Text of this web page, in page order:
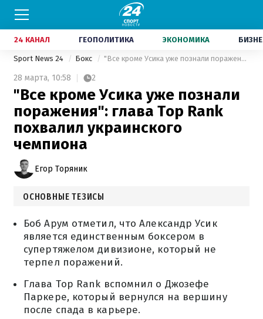
24 КАНАЛ ГЕОПОЛИТИКА ЭКОНОМИКА
Sport News 24 Бокс "Все кроме Усика уже познали поражения": глава Top Rank похвалил украинского чемпиона
28 марта, 10:58 2
"Все кроме Усика уже познали
поражения": глава Top Rank
похвалил украинского
чемпиона
Егор Торяник
ОСНОВНЫЕ ТЕЗИСЫ
Боб Арум отметил, что Александр Усик
является единственным боксером в
супертяжелом дивизионе, который не
терпел поражений.
Глава Top Rank вспомнил о Джозефе
Паркере, который вернулся на вершину
после спада в карьере.